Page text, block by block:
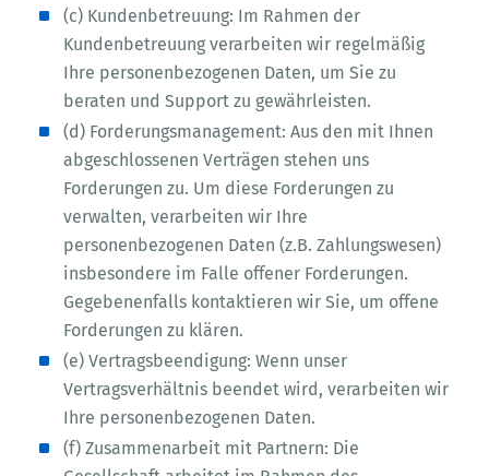
(c) Kundenbetreuung: Im Rahmen der
Kundenbetreuung verarbeiten wir regelmäßig
Ihre personenbezogenen Daten, um Sie zu
beraten und Support zu gewährleisten.
(d) Forderungsmanagement: Aus den mit Ihnen
abgeschlossenen Verträgen stehen uns
Forderungen zu. Um diese Forderungen zu
verwalten, verarbeiten wir Ihre
personenbezogenen Daten (z.B. Zahlungswesen)
insbesondere im Falle offener Forderungen.
Gegebenenfalls kontaktieren wir Sie, um offene
Forderungen zu klären.
(e) Vertragsbeendigung: Wenn unser
Vertragsverhältnis beendet wird, verarbeiten wir
Ihre personenbezogenen Daten.
(f) Zusammenarbeit mit Partnern: Die